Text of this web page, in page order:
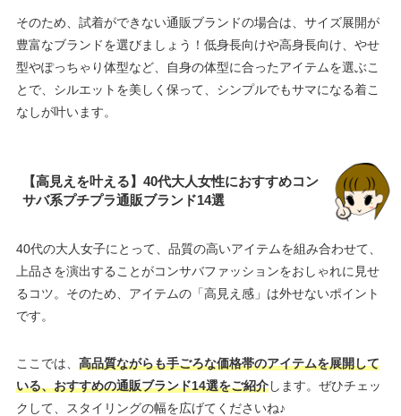
そのため、試着ができない通販ブランドの場合は、サイズ展開が
豊富なブランドを選びましょう！低身長向けや高身長向け、やせ
型やぽっちゃり体型など、自身の体型に合ったアイテムを選ぶこ
とで、シルエットを美しく保って、シンプルでもサマになる着こ
なしが叶います。
【高見えを叶える】40代大人女性におすすめコン
サバ系プチプラ通販ブランド14選
40代の大人女子にとって、品質の高いアイテムを組み合わせて、
上品さを演出することがコンサバファッションをおしゃれに見せ
るコツ。そのため、アイテムの「高見え感」は外せないポイント
です。
ここでは、 高品質ながらも手ごろな価格帯のアイテムを展開して
いる、おすすめの通販ブランド14選をご紹介します。ぜひチェッ
クして、スタイリングの幅を広げてくださいね♪